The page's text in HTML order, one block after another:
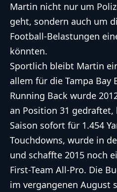
Martin nicht nur um
geht, sondern auch um
Football-Belastungen
könnten.
Sportlich bleibt Martin
allem für die Tampa Bay
Running Back wurde
an Position 31 gedraftet,
Saison sofort für 1.454
Touchdowns, wurde in
und schaffte 2015 noch
First-Team All-Pro. Die
im vergangenen August